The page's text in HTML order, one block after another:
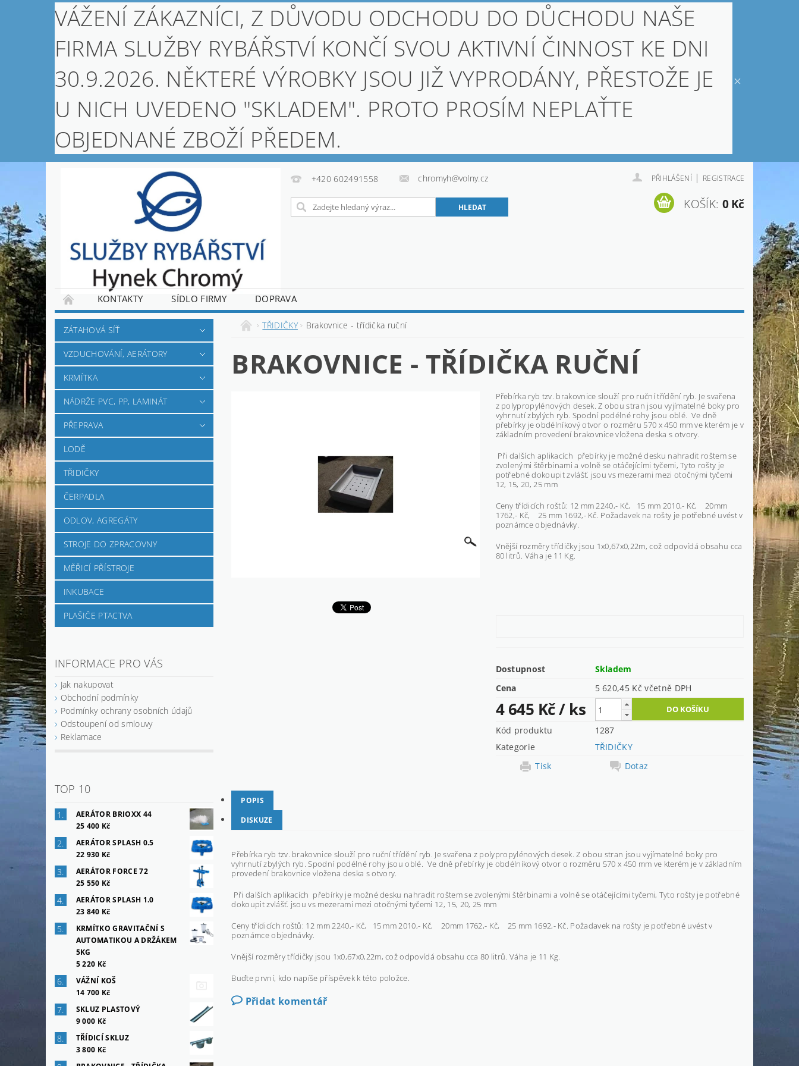
VÁŽENÍ ZÁKAZNÍCI, Z DŮVODU ODCHODU DO DŮCHODU NAŠE
FIRMA SLUŽBY RYBÁŘSTVÍ KONČÍ SVOU AKTIVNÍ ČINNOST KE DNI
30.9.2026. NĚKTERÉ VÝROBKY JSOU JIŽ VYPRODÁNY, PŘESTOŽE JE
U NICH UVEDENO "SKLADEM". PROTO PROSÍM NEPLAŤTE
OBJEDNANÉ ZBOŽÍ PŘEDEM.
+420 602491558 chromyh@volny.cz PŘIHLÁŠENÍ | REGISTRACE
KOŠÍK: 0 Kč
KONTAKTY SÍDLO FIRMY DOPRAVA
ZÁTAHOVÁ SÍŤ
VZDUCHOVÁNÍ, AERÁTORY
KRMÍTKA
NÁDRŽE PVC, PP, LAMINÁT
PŘEPRAVA
LODĚ
TŘIDIČKY
ČERPADLA
ODLOV, AGREGÁTY
STROJE DO ZPRACOVNY
MĚŘICÍ PŘÍSTROJE
INKUBACE
PLAŠIČE PTACTVA
INFORMACE PRO VÁS
Jak nakupovat
Obchodní podmínky
Podmínky ochrany osobních údajů
Odstoupení od smlouvy
Reklamace
TOP 10
AERÁTOR BRIOXX 44
25 400 Kč
AERÁTOR SPLASH 0.5
22 930 Kč
AERÁTOR FORCE 72
25 550 Kč
AERÁTOR SPLASH 1.0
23 840 Kč
KRMÍTKO GRAVITAČNÍ S
AUTOMATIKOU A DRŽÁKEM
5KG
5 220 Kč
VÁŽNÍ KOŠ
14 700 Kč
SKLUZ PLASTOVÝ
9 000 Kč
TŘÍDICÍ SKLUZ
3 800 Kč
TŘIDIČKY Brakovnice - třídička ruční
BRAKOVNICE - TŘÍDIČKA RUČNÍ
Přebírka ryb tzv. brakovnice slouží pro ruční třídění ryb. Je svařena
z polypropylénových desek. Z obou stran jsou vyjímatelné boky pro
vyhrnutí zbylých ryb. Spodní podélné rohy jsou oblé. Ve dně
přebírky je obdélníkový otvor o rozměru 570 x 450 mm ve kterém je v
základním provedení brakovnice vložena deska s otvory.
Při dalších aplikacích přebírky je možné desku nahradit roštem se
zvolenými štěrbinami a volně se otáčejícími tyčemi, Tyto rošty je
potřebné dokoupit zvlášť. jsou vs mezerami mezi otočnými tyčemi
12, 15, 20, 25 mm
Ceny třídicích roštů: 12 mm 2240,- Kč, 15 mm 2010,- Kč, 20mm
1762,- Kč, 25 mm 1692,- Kč. Požadavek na rošty je potřebné uvést v
poznámce objednávky.
Vnější rozměry třídičky jsou 1x0,67x0,22m, což odpovídá obsahu cca
80 litrů. Váha je 11 Kg.
Dostupnost
Skladem
Cena
5 620,45 Kč včetně DPH
4 645 Kč/ ks
Kód produktu
1287
Kategorie
TŘIDIČKY
Tisk
Dotaz
POPIS
DISKUZE
Přebírka ryb tzv. brakovnice slouží pro ruční třídění ryb. Je svařena z polypropylénových desek. Z obou stran jsou vyjímatelné boky pro
vyhrnutí zbylých ryb. Spodní podélné rohy jsou oblé. Ve dně přebírky je obdélníkový otvor o rozměru 570 x 450 mm ve kterém je v základním
provedení brakovnice vložena deska s otvory.
Při dalších aplikacích přebírky je možné desku nahradit roštem se zvolenými štěrbinami a volně se otáčejícími tyčemi, Tyto rošty je potřebné
dokoupit zvlášť. jsou vs mezerami mezi otočnými tyčemi 12, 15, 20, 25 mm
Ceny třídicích roštů: 12 mm 2240,- Kč, 15 mm 2010,- Kč, 20mm 1762,- Kč, 25 mm 1692,- Kč. Požadavek na rošty je potřebné uvést v
poznámce objednávky.
Vnější rozměry třídičky jsou 1x0,67x0,22m, což odpovídá obsahu cca 80 litrů. Váha je 11 Kg.
Buďte první, kdo napíše příspěvek k této položce.
Přidat komentář